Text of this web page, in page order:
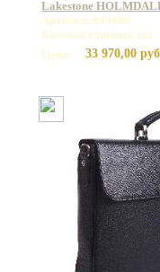
Lakestone
Артикул: 943088
Базовая единица: шт
Цена:
33 970,00